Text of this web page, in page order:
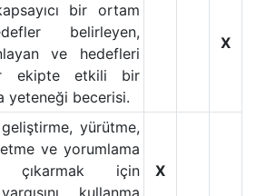
bir ortam
belirleyen,
ve hedefleri
ekipte etkili bir
yeteneği becerisi.
X
yürütme,
ve yorumlama
için
kullanma
X